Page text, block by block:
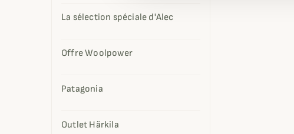
La sélection spéciale d'Alec
Offre Woolpower
Patagonia
Outlet Härkila